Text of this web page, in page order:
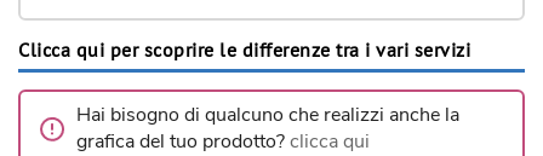
Clicca qui per scoprire le differenze tra i vari servizi
Hai bisogno di qualcuno che realizzi anche la
grafica del tuo prodotto?clicca qui